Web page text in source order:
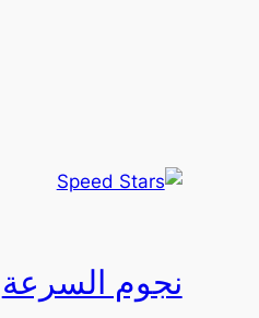
نجوم السرعة